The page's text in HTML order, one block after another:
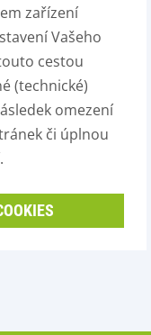
zařízení
Vašeho
cestou
(technické)
omezení
či úplnou